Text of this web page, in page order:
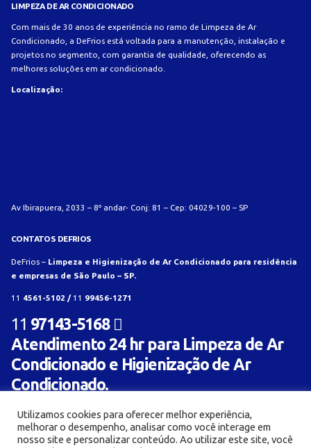
LIMPEZA DE AR CONDICIONADO
Com mais de 30 anos de experiência no ramo de Limpeza de Ar
Condicionado, a DeFrios está voltada para a manutenção, instalação e
projetos no segmento, com garantia de qualidade, oferecendo as
melhores soluções em ar condicionado.
Localização:
Av Ibirapuera, 2033 – 8º andar- Conj: 81 – Cep: 04029-100 – SP
CONTATOS DEFRIOS
DeFrios – Limpeza e Higienização de Ar Condicionado para residência
e empresas de São Paulo – SP.
11 4561-5102 / 11 99456-1271
11 97143-5168
Atendimento 24 hr para Limpeza de Ar
Condicionado e Higienização de Ar
Condicionado.
Utilizamos cookies para oferecer melhor experiência,
melhorar o desempenho, analisar como você interage em
nosso site e personalizar conteúdo. Ao utilizar este site, você